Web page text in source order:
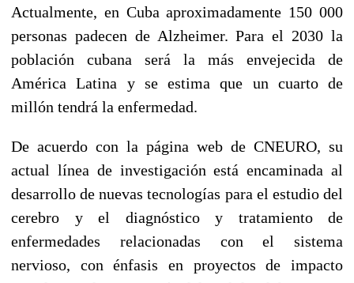
Actualmente, en Cuba aproximadamente 150 000
personas padecen de Alzheimer. Para el 2030 la
población cubana será la más envejecida de
América Latina y se estima que un cuarto de
millón tendrá la enfermedad.
De acuerdo con la página web de CNEURO, su
actual línea de investigación está encaminada al
desarrollo de nuevas tecnologías para el estudio del
cerebro y el diagnóstico y tratamiento de
enfermedades relacionadas con el sistema
nervioso, con énfasis en proyectos de impacto